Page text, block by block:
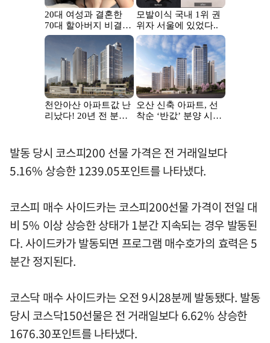
발동 당시 코스피200 선물 가격은 전 거래일보다
5.16% 상승한 1239.05포인트를 나타냈다.
코스피 매수 사이드카는 코스피200선물 가격이 전일 대
비 5% 이상 상승한 상태가 1분간 지속되는 경우 발동된
다. 사이드카가 발동되면 프로그램 매수호가의 효력은 5
분간 정지된다.
코스닥 매수 사이드카는 오전 9시28분께 발동됐다. 발동
당시 코스닥150선물은 전 거래일보다 6.62% 상승한
1676.30포인트를 나타냈다.